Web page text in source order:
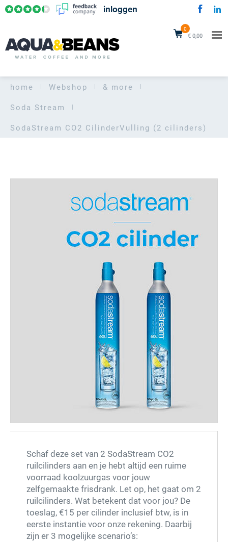
0
€ 0,00
inloggen
home Webshop
& more
Soda Stream
SodaStream CO2 CilinderVulling (2 cilinders)
Schaf deze set van 2 SodaStream CO2
ruilcilinders aan en je hebt altijd een ruime
voorraad koolzuurgas voor jouw
zelfgemaakte frisdrank. Let op, het gaat om 2
ruilcilinders. Wat betekent dat voor jou? De
toeslag, €15 per cilinder inclusief btw, is in
eerste instantie voor onze rekening. Daarbij
zijn er 3 mogelijke scenario’s: